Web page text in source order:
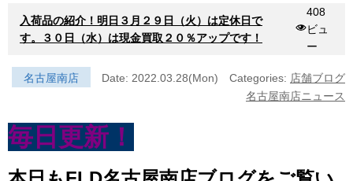
入荷品の紹介！明日３月２９日（火）は定休日で
す。３０日（水）は現金買取２０％アップです！
408
ビュ
ー
名古屋南店 Date: 2022.03.28(Mon) Categories: 店舗ブログ
名古屋南店ニュース
毎日更新！